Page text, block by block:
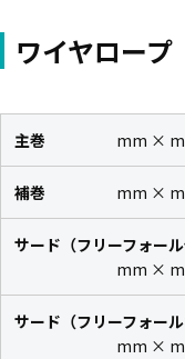
ワイヤロープ
主巻 mm × m
補巻 mm × m
サード（フリーフォ
mm × m
サード（フリーフォー
mm × m